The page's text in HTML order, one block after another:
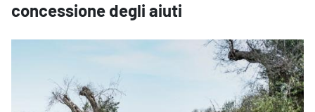
concessione degli aiuti